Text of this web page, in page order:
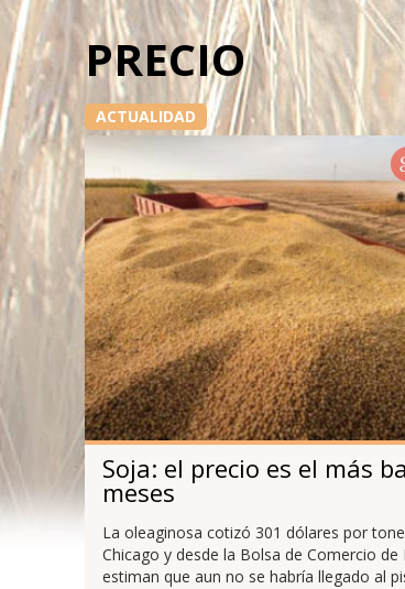
PRECIO
ACTUALIDAD
Soja: el precio es el más
meses
La oleaginosa cotizó 301 dólares por
Chicago y desde la Bolsa de Comercio de
estiman que aun no se habría llegado al